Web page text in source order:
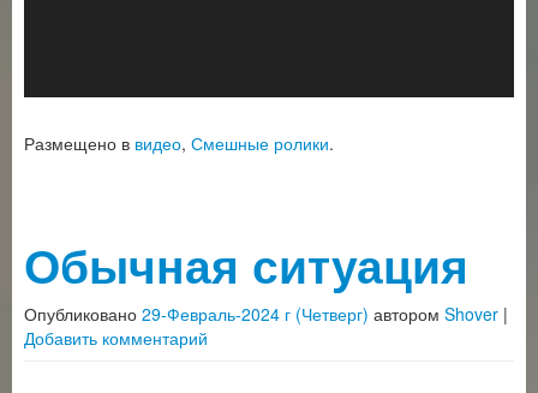
Размещено в видео, Смешные ролики.
Обычная ситуация
Опубликовано 29-Февраль-2024 г (Четверг) автором Shover |
Добавить комментарий